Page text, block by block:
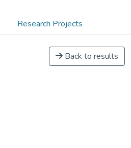
Research Projects
Back to results